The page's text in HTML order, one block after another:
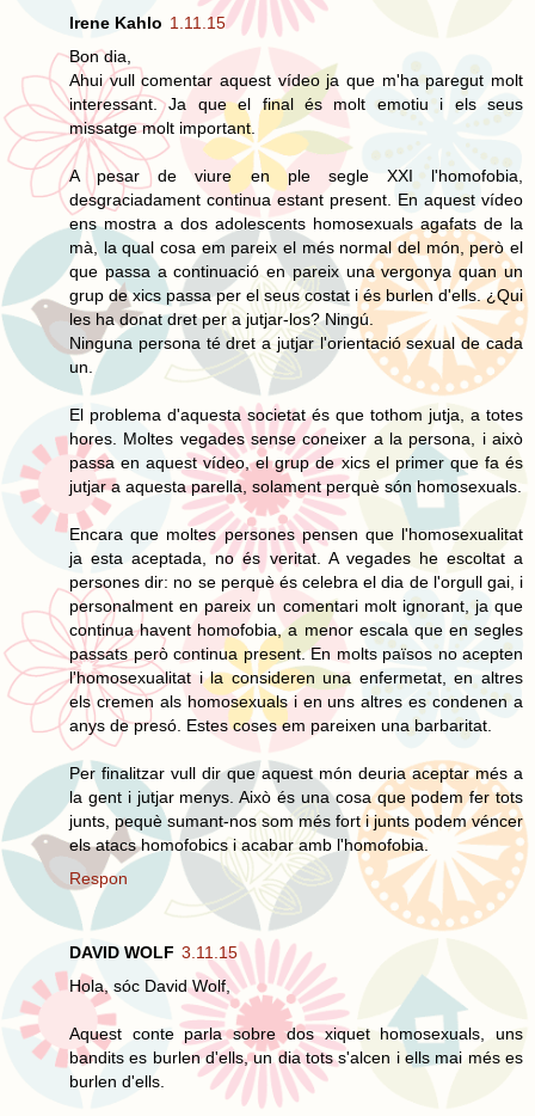
Irene Kahlo 1.11.15
Bon dia,
Ahui vull comentar aquest vídeo ja que m'ha paregut molt
interessant. Ja que el final és molt emotiu i els seus
missatge molt important.
A pesar de viure en ple segle XXI l'homofobia,
desgraciadament continua estant present. En aquest vídeo
ens mostra a dos adolescents homosexuals agafats de la
mà, la qual cosa em pareix el més normal del món, però el
que passa a continuació en pareix una vergonya quan un
grup de xics passa per el seus costat i és burlen d'ells. ¿Qui
les ha donat dret per a jutjar-los? Ningú.
Ninguna persona té dret a jutjar l'orientació sexual de cada
un.
El problema d'aquesta societat és que tothom jutja, a totes
hores. Moltes vegades sense coneixer a la persona, i això
passa en aquest vídeo, el grup de xics el primer que fa és
jutjar a aquesta parella, solament perquè són homosexuals.
Encara que moltes persones pensen que l'homosexualitat
ja esta aceptada, no és veritat. A vegades he escoltat a
persones dir: no se perquè és celebra el dia de l'orgull gai, i
personalment en pareix un comentari molt ignorant, ja que
continua havent homofobia, a menor escala que en segles
passats però continua present. En molts països no acepten
l'homosexualitat i la consideren una enfermetat, en altres
els cremen als homosexuals i en uns altres es condenen a
anys de presó. Estes coses em pareixen una barbaritat.
Per finalitzar vull dir que aquest món deuria aceptar més a
la gent i jutjar menys. Això és una cosa que podem fer tots
junts, pequè sumant-nos som més fort i junts podem véncer
els atacs homofobics i acabar amb l'homofobia.
Respon
DAVID WOLF 3.11.15
Hola, sóc David Wolf,
Aquest conte parla sobre dos xiquet homosexuals, uns
bandits es burlen d'ells, un dia tots s'alcen i ells mai més es
burlen d'ells.